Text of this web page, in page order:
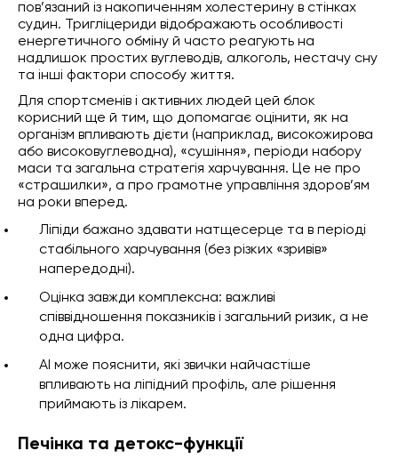
пов’язаний із накопиченням холестерину в стінках
судин. Тригліцериди відображають особливості
енергетичного обміну й часто реагують на
надлишок простих вуглеводів, алкоголь, нестачу сну
та інші фактори способу життя.
Для спортсменів і активних людей цей блок
корисний ще й тим, що допомагає оцінити, як на
організм впливають дієти (наприклад, високожирова
або високовуглеводна), «сушіння», періоди набору
маси та загальна стратегія харчування. Це не про
«страшилки», а про грамотне управління здоров’ям
на роки вперед.
Ліпіди бажано здавати натщесерце та в періоді
стабільного харчування (без різких «зривів»
напередодні).
Оцінка завжди комплексна: важливі
співвідношення показників і загальний ризик, а не
одна цифра.
AI може пояснити, які звички найчастіше
впливають на ліпідний профіль, але рішення
приймають із лікарем.
Печінка та детокс-функції